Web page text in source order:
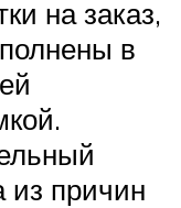
на заказ,
в
из причин